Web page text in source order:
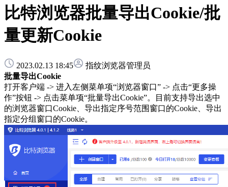
比特浏览器批量导出Cookie/批
量更新Cookie
2023.02.13 18:45
指纹浏览器管理员
批量导出Cookie
打开客户端 -> 进入左侧菜单项“浏览器窗口” -> 点击“更多操
作”按钮 -> 点击菜单项“批量导出Cookie”。目前支持导出选中
的浏览器窗口Cookie、导出指定序号范围窗口的Cookie、导出
指定分组窗口的Cookie。